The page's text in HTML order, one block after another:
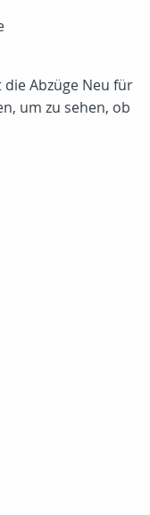
Abzüge Neu für
um zu sehen, ob